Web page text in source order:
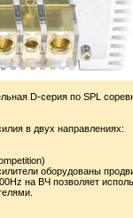
D-серия по SPL
в двух направлениях:
оборудованы
на ВЧ позволяет